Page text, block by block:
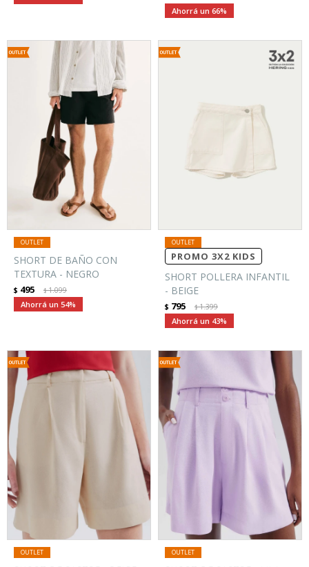
66
SHORT DE BAÑO CON
TEXTURA - NEGRO
$ 495 $1.099
54
PROMO 3X2 KIDS
SHORT POLLERA INFANTIL
- BEIGE
$ 795 $1.399
43